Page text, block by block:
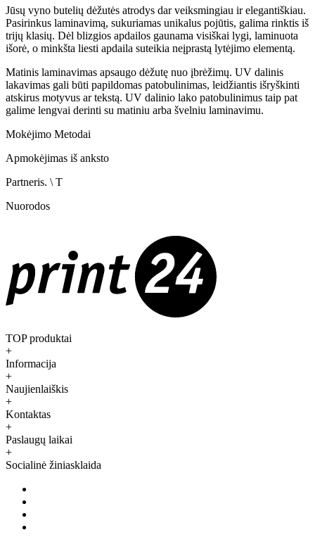
Jūsų vyno butelių dėžutės atrodys dar veiksmingiau ir elegantiškiau.
Pasirinkus laminavimą, sukuriamas unikalus pojūtis, galima rinktis iš
trijų klasių. Dėl blizgios apdailos gaunama visiškai lygi, laminuota
išorė, o minkšta liesti apdaila suteikia neįprastą lytėjimo elementą.
Matinis laminavimas apsaugo dėžutę nuo įbrėžimų. UV dalinis
lakavimas gali būti papildomas patobulinimas, leidžiantis išryškinti
atskirus motyvus ar tekstą. UV dalinio lako patobulinimus taip pat
galime lengvai derinti su matiniu arba švelniu laminavimu.
Mokėjimo Metodai
Apmokėjimas iš anksto
Partneris. \ T
Nuorodos
TOP produktai
+
Informacija
+
Naujienlaiškis
+
Kontaktas
+
Paslaugų laikai
+
Socialinė žiniasklaida